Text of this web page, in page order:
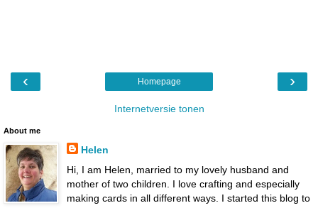
‹ ›
Homepage
Internetversie tonen
About me
Helen
Hi, I am Helen, married to my lovely husband and
mother of two children. I love crafting and especially
making cards in all different ways. I started this blog to